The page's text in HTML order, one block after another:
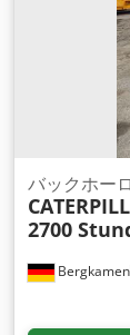
Bergkamen
バックホー
2700